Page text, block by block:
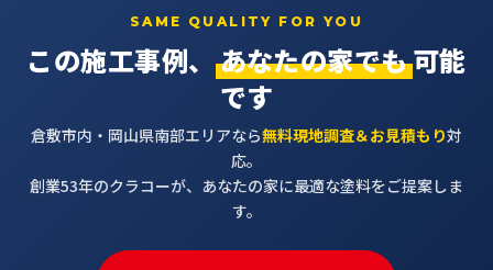
SAME QUALITY FOR YOU
この施工事例、 あなたの家でも可能
です
倉敷市内・岡山県南部エリアなら無料現地調査＆お見積もり対
応。
創業53年のクラコーが、あなたの家に最適な塗料をご提案しま
す。